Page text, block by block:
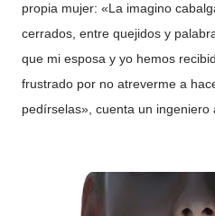
propia mujer: «La imagino
cerrados, entre quejidos y
que mi esposa y yo hemos
frustrado por no atreverme a
pedírselas», cuenta un ingeniero